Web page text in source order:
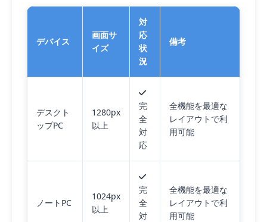
デバイス
画面サ
イズ
対
応
状
況
備考
デスクト
ップPC
1280px
以上
完
全
対
応
全機能を最適な
レイアウトで利
用可能
ノートPC
1024px
以上
完
全
対
全機能を最適な
レイアウトで利
用可能